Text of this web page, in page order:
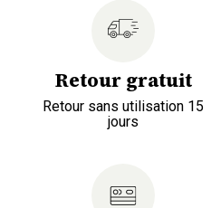
Retour gratuit
Retour sans utilisation 15
jours